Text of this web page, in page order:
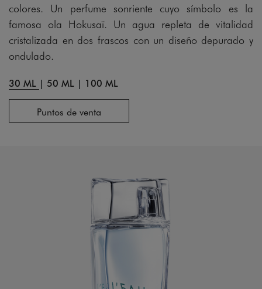
colores. Un perfume sonriente cuyo símbolo es la
famosa ola Hokusaï. Un agua repleta de vitalidad
cristalizada en dos frascos con un diseño depurado y
ondulado.
30 ML | 50 ML | 100 ML
Puntos de venta